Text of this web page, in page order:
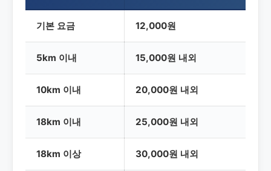
기본 요금 12,000원
5km 이내 15,000원 내외
10km 이내 20,000원 내외
18km 이내 25,000원 내외
18km 이상 30,000원 내외